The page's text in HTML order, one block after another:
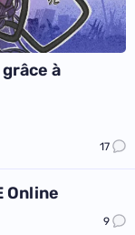
à
17
Online
9